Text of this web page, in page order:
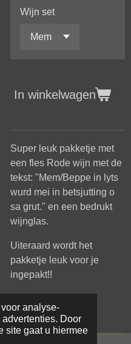
analyse-
Door
site gaat u hiermee
Wijn set
In winkelwagen
Super leuk pakketje met
een fles Rode wijn met de
tekst: "Mem/Beppe in lyts
wurd mei in betsjutting o
sa grut." en een bedrukt
wijnglas.
Uiteraard wordt het
pakketje leuk voor je
ingepakt!!